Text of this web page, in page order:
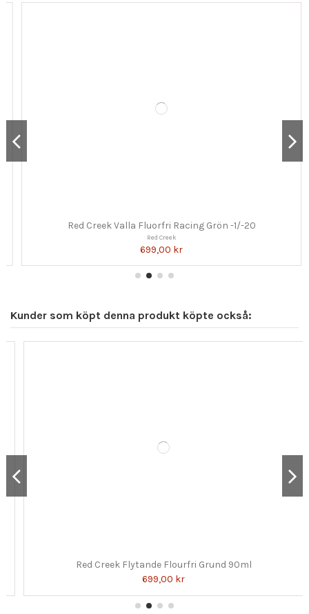
Red Creek Valla Fluorfri Racing Grön -1/-20
Red Creek
699,00 kr
Kunder som köpt denna produkt köpte också:
Red Creek Flytande Flourfri Grund 90ml
699,00 kr